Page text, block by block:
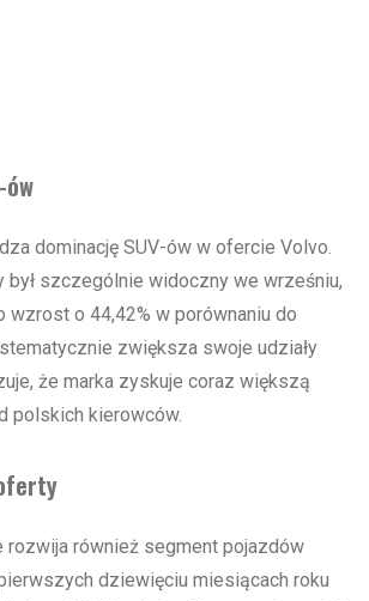
ów
dominację SUV-ów w ofercie Volvo.
szczególnie widoczny we wrześniu,
wzrost o 44,42% w porównaniu do
zwiększa swoje udziały
że marka zyskuje coraz większą
polskich kierowców.
rozwija również segment pojazdów
dziewięciu miesiącach roku